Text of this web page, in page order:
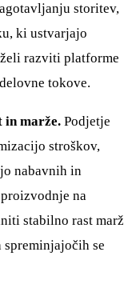
storitev,
ki ustvarjajo
razviti platforme
tokove.
in marže. Podjetje
stroškov,
nabavnih in
na
stabilno rast marž
se